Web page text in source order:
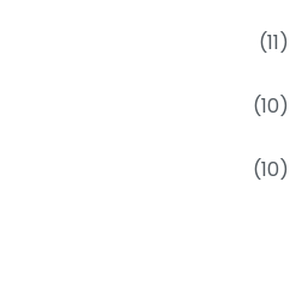
(11)
(10)
(10)